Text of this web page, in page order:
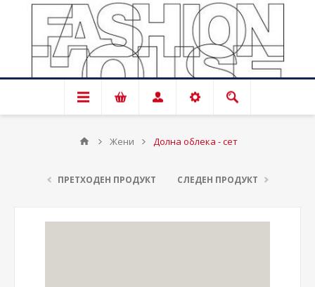
Жени Долна облека - сет
ПРЕТХОДЕН ПРОДУКТ СЛЕДЕН ПРОДУКТ